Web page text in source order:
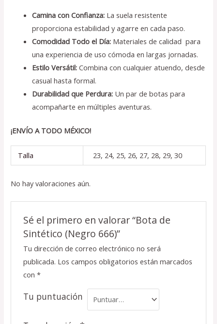
Camina con Confianza: La suela resistente
proporciona estabilidad y agarre en cada paso.
Comodidad Todo el Día: Materiales de calidad para
una experiencia de uso cómoda en largas jornadas.
Estilo Versátil: Combina con cualquier atuendo, desde
casual hasta formal.
Durabilidad que Perdura: Un par de botas para
acompañarte en múltiples aventuras.
¡ENVÍO A TODO MÉXICO!
Talla 23, 24, 25, 26, 27, 28, 29, 30
No hay valoraciones aún.
Sé el primero en valorar “Bota de
Sintético (Negro 666)”
Tu dirección de correo electrónico no será
publicada. Los campos obligatorios están marcados
con *
Tu puntuación